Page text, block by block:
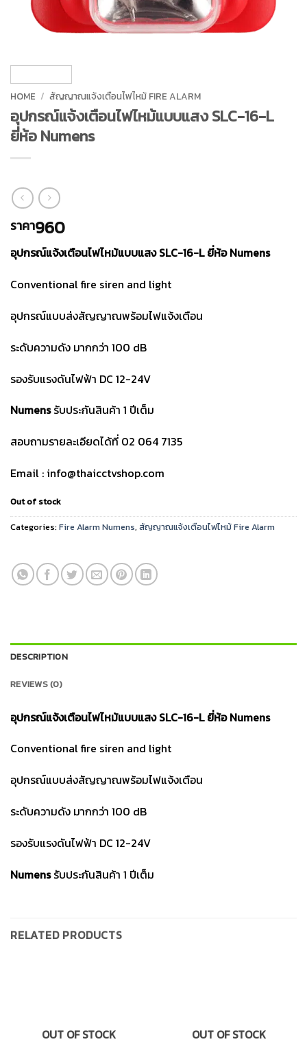
HOME / สัญญาณแจ้งเตือนไฟไหม้ FIRE ALARM
อุปกรณ์แจ้งเตือนไฟไหม้แบบแสง SLC-16-L
ยี่ห้อ Numens
ราคา960
อุปกรณ์แจ้งเตือนไฟไหม้แบบแสง SLC-16-L ยี่ห้อ Numens
Conventional fire siren and light
อุปกรณ์แบบส่งสัญญาณพร้อมไฟแจ้งเตือน
ระดับความดัง มากกว่า 100 dB
รองรับแรงดันไฟฟ้า DC 12-24V
Numensรับประกันสินค้า 1 ปีเต็ม
สอบถามรายละเอียดได้ที่ 02 064 7135
Email : info@thaicctvshop.com
Out of stock
Categories:Fire Alarm Numens, สัญญาณแจ้งเตือนไฟไหม้ Fire Alarm
DESCRIPTION
REVIEWS (0)
อุปกรณ์แจ้งเตือนไฟไหม้แบบแสง SLC-16-L ยี่ห้อ Numens
Conventional fire siren and light
อุปกรณ์แบบส่งสัญญาณพร้อมไฟแจ้งเตือน
ระดับความดัง มากกว่า 100 dB
รองรับแรงดันไฟฟ้า DC 12-24V
Numensรับประกันสินค้า 1 ปีเต็ม
RELATED PRODUCTS
OUT OF STOCK OUT OF STOCK